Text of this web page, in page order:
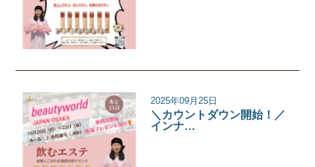
2025年09月25日
＼カウントダウン開始！／
インナ…